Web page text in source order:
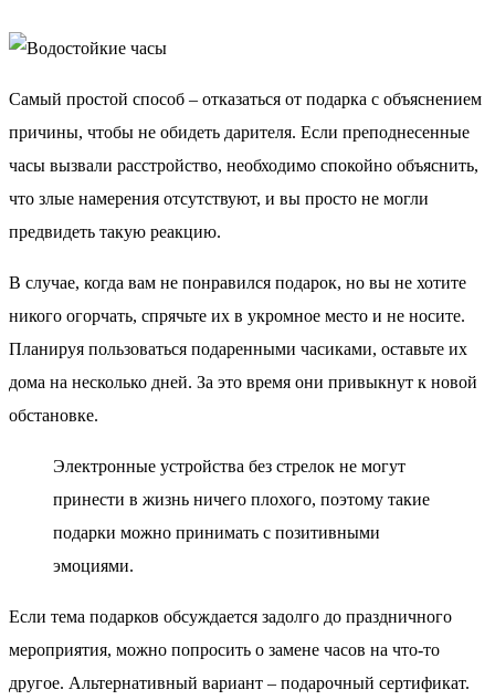
Самый простой способ – отказаться от подарка с объяснением
причины, чтобы не обидеть дарителя. Если преподнесенные
часы вызвали расстройство, необходимо спокойно объяснить,
что злые намерения отсутствуют, и вы просто не могли
предвидеть такую реакцию.
В случае, когда вам не понравился подарок, но вы не хотите
никого огорчать, спрячьте их в укромное место и не носите.
Планируя пользоваться подаренными часиками, оставьте их
дома на несколько дней. За это время они привыкнут к новой
обстановке.
Электронные устройства без стрелок не могут
принести в жизнь ничего плохого, поэтому такие
подарки можно принимать с позитивными
эмоциями.
Если тема подарков обсуждается задолго до праздничного
мероприятия, можно попросить о замене часов на что-то
другое. Альтернативный вариант – подарочный сертификат.